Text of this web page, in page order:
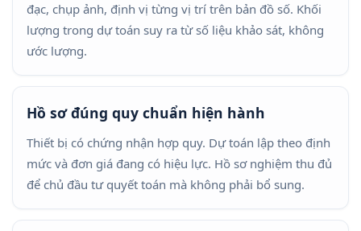
đạc, chụp ảnh, định vị từng vị trí trên bản đồ số. Khối
lượng trong dự toán suy ra từ số liệu khảo sát, không
ước lượng.
Hồ sơ đúng quy chuẩn hiện hành
Thiết bị có chứng nhận hợp quy. Dự toán lập theo định
mức và đơn giá đang có hiệu lực. Hồ sơ nghiệm thu đủ
để chủ đầu tư quyết toán mà không phải bổ sung.